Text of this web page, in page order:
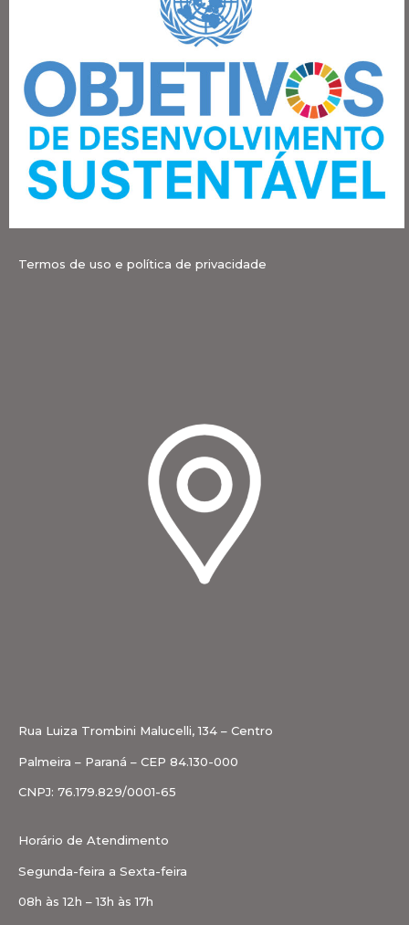
Termos de uso e política de privacidade
Rua Luiza Trombini Malucelli, 134 – Centro
Palmeira – Paraná – CEP 84.130-000
CNPJ: 76.179.829/0001-65
Horário de Atendimento
Segunda-feira a Sexta-feira
08h às 12h – 13h às 17h